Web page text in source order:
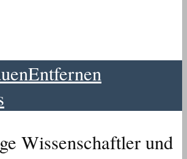
Entfernen
Wissenschaftler und